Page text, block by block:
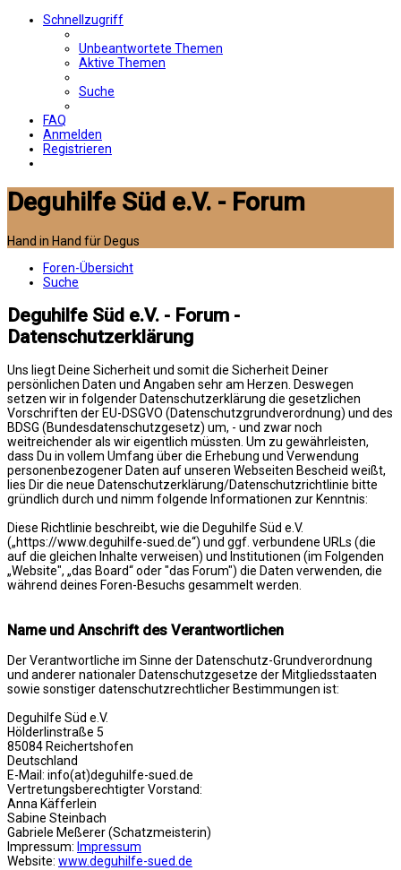
Schnellzugriff
Unbeantwortete Themen
Aktive Themen
Suche
FAQ
Anmelden
Registrieren
Deguhilfe Süd e.V. - Forum
Hand in Hand für Degus
Foren-Übersicht
Suche
Deguhilfe Süd e.V. - Forum -
Datenschutzerklärung
Uns liegt Deine Sicherheit und somit die Sicherheit Deiner
persönlichen Daten und Angaben sehr am Herzen. Deswegen
setzen wir in folgender Datenschutzerklärung die gesetzlichen
Vorschriften der EU-DSGVO (Datenschutzgrundverordnung) und des
BDSG (Bundesdatenschutzgesetz) um, - und zwar noch
weitreichender als wir eigentlich müssten. Um zu gewährleisten,
dass Du in vollem Umfang über die Erhebung und Verwendung
personenbezogener Daten auf unseren Webseiten Bescheid weißt,
lies Dir die neue Datenschutzerklärung/Datenschutzrichtlinie bitte
gründlich durch und nimm folgende Informationen zur Kenntnis:
Diese Richtlinie beschreibt, wie die Deguhilfe Süd e.V.
(„https://www.deguhilfe-sued.de“) und ggf. verbundene URLs (die
auf die gleichen Inhalte verweisen) und Institutionen (im Folgenden
„Website", „das Board“ oder "das Forum") die Daten verwenden, die
während deines Foren-Besuchs gesammelt werden.
Name und Anschrift des Verantwortlichen
Der Verantwortliche im Sinne der Datenschutz-Grundverordnung
und anderer nationaler Datenschutzgesetze der Mitgliedsstaaten
sowie sonstiger datenschutzrechtlicher Bestimmungen ist:
Deguhilfe Süd e.V.
Hölderlinstraße 5
85084 Reichertshofen
Deutschland
E-Mail: info(at)deguhilfe-sued.de
Vertretungsberechtigter Vorstand:
Anna Käfferlein
Sabine Steinbach
Gabriele Meßerer (Schatzmeisterin)
Impressum: Impressum
Website: www.deguhilfe-sued.de